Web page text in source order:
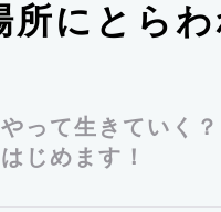
所にとら
って生きていく
じめます！